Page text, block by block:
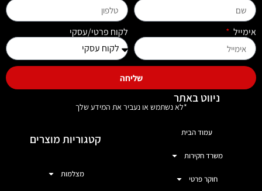
אימייל לקוח פרטי/עסקי
שליחה
*לא נשתמש או נעביר את המידע שלך
ניווט באתר
עמוד הבית
משרד חקירות
חוקר פרטי
קטגוריות מוצרים
מצלמות